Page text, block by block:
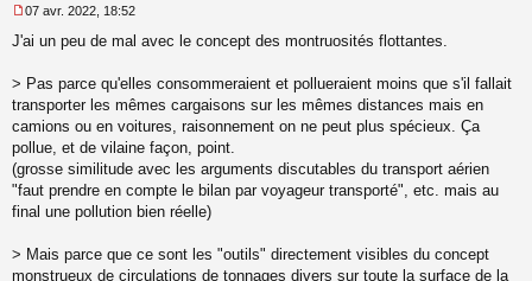
e
s
g
e
n
o
n
u
07 avr. 2022, 18:52
J'ai un peu de mal avec le concept des montruosités flottantes.
> Pas parce qu'elles consommeraient et pollueraient moins que s'il fallait
transporter les mêmes cargaisons sur les mêmes distances mais en
camions ou en voitures, raisonnement on ne peut plus spécieux. Ça
pollue, et de vilaine façon, point.
(grosse similitude avec les arguments discutables du transport aérien
"faut prendre en compte le bilan par voyageur transporté", etc. mais au
final une pollution bien réelle)
> Mais parce que ce sont les "outils" directement visibles du concept
monstrueux de circulations de tonnages divers sur toute la surface de la